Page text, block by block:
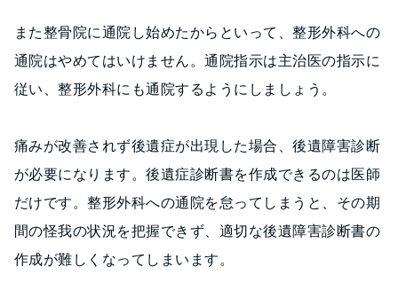
また整骨院に通院し始めたからといって、整形外科への
通院はやめてはいけません。通院指示は主治医の指示に
従い、整形外科にも通院するようにしましょう。
痛みが改善されず後遺症が出現した場合、後遺障害診断
が必要になります。後遺症診断書を作成できるのは医師
だけです。整形外科への通院を怠ってしまうと、その期
間の怪我の状況を把握できず、適切な後遺障害診断書の
作成が難しくなってしまいます。